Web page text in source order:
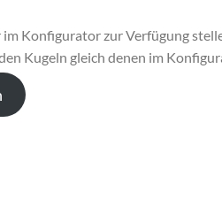
Konfigurator zur Verfügung
Kugeln gleich denen im